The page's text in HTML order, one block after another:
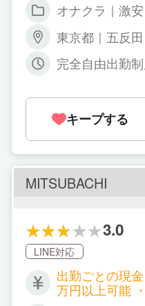
オナクラ｜激
東京都｜五反田
完全自由出勤
シフト外「当
致します！ 11
お好きな勤務
間～4時間でも
女性都合で勤
せ。
キープする
MITSUBACHI
3.0
LINE対応
出勤ごとの現
万円以上可能